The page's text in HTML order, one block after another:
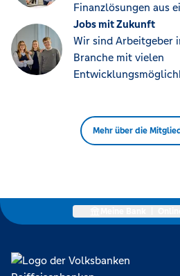
Finanzlösungen aus
Jobs mit Zukunft
Wir sind Arbeitgeber
Branche mit vielen
Mehr über die